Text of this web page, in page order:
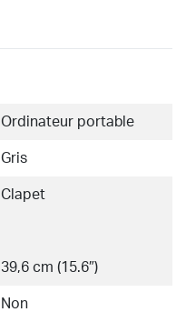
Ordinateur portable
Gris
Clapet
39,6 cm (15.6″)
Non